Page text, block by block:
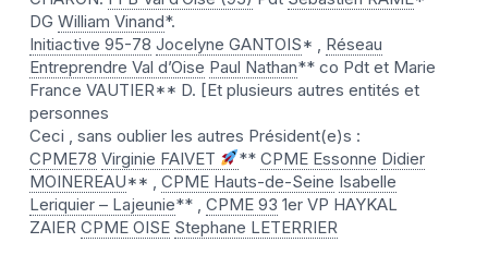
DG William Vinand*.
Initiactive 95-78 Jocelyne GANTOIS* , Réseau
Entreprendre Val d’Oise Paul Nathan** co Pdt et Marie
France VAUTIER** D. [Et plusieurs autres entités et
personnes
Ceci , sans oublier les autres Président(e)s :
CPME78 Virginie FAIVET **CPME Essonne Didier
MOINEREAU** , CPME Hauts-de-Seine Isabelle
Leriquier – Lajeunie** , CPME 93 1er VP HAYKAL
ZAIER CPME OISE Stephane LETERRIER